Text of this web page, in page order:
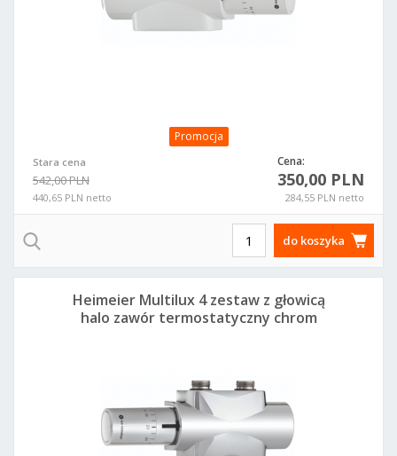
Promocja
Stara cena
542,00 PLN
440,65 PLN netto
Cena:
350,00 PLN
284,55 PLN netto
do koszyka
Heimeier Multilux 4 zestaw z głowicą
halo zawór termostatyczny chrom